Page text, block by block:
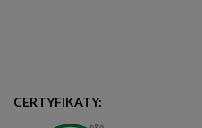
CERTYFIKATY: